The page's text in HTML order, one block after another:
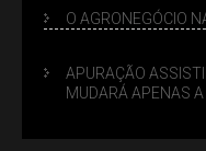
O AGRONEGÓCIO
APURAÇÃO
MUDARÁ APENAS